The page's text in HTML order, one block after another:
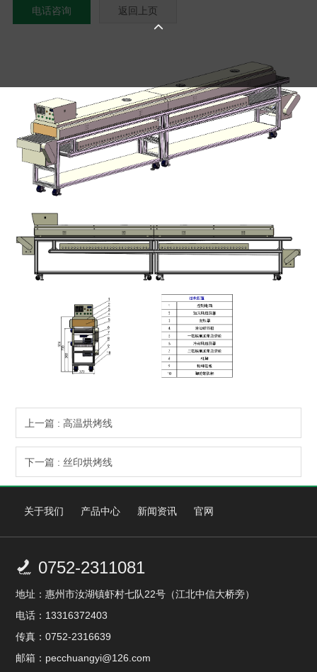

电话咨询 返回上页
上一篇 : 高温烘烤线
下一篇 : 丝印烘烤线
关于我们 产品中心 新闻资讯 官网
 0752-2311081
地址：惠州市汝湖镇虾村七队22号（江北中信大桥旁）
电话：13316372403
传真：0752-2316639
邮箱：pecchuangyi@126.com